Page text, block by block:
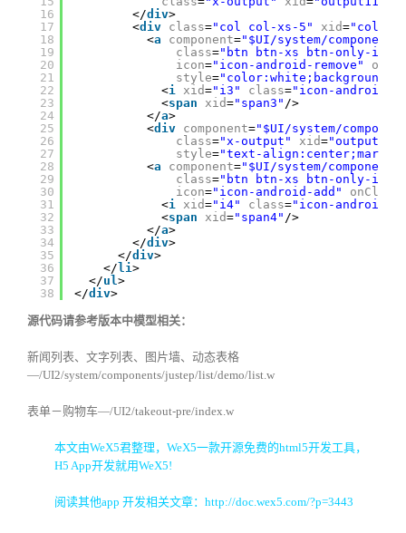
16
17
18
19
20
21
22
23
24
25
26
27
28
29
30
31
32
33
34
35
36
37
38
</div>
<div class="col col-xs-5" xid="col9"
<a component="$UI/system/
class="btn btn-xs btn-only-
icon="icon-android-remove"
style="color:white;background-
<i xid="i3" class="icon-android-
<span xid="span3" />
</a>
<div component="$UI/system/
class="x-output" xid="output5"
style="text-
<a component="$UI/system/
class="btn btn-xs btn-only-
icon="icon-android-add" onClick
<i xid="i4" class="icon-android-
<span xid="span4" />
</a>
</div>
</div>
</ li >
</ul >
</div>
源代码请参考版本中模型相关：
新闻列表、文字列表、图片墙、动态表格
—/UI2/system/components/justep/list/demo/list.w
表单－购物车—/UI2/takeout-pre/index.w
本文由WeX5君整理，WeX5一款开源免费的html5开发工具，
H5 App开发就用WeX5!
阅读其他app 开发相关文章： http://doc.wex5.com/?p=3443